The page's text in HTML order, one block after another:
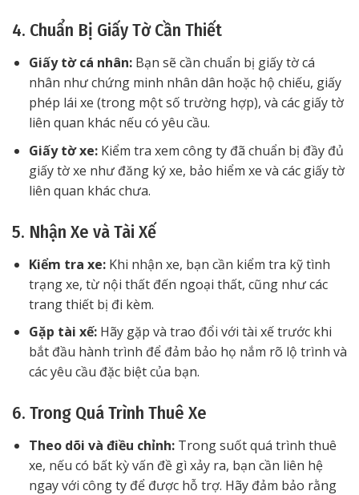
4. Chuẩn Bị Giấy Tờ Cần Thiết
Giấy tờ cá nhân:Bạn sẽ cần chuẩn bị giấy tờ cá
nhân như chứng minh nhân dân hoặc hộ chiếu, giấy
phép lái xe (trong một số trường hợp), và các giấy tờ
liên quan khác nếu có yêu cầu.
Giấy tờ xe:Kiểm tra xem công ty đã chuẩn bị đầy đủ
giấy tờ xe như đăng ký xe, bảo hiểm xe và các giấy tờ
liên quan khác chưa.
5. Nhận Xe và Tài Xế
Kiểm tra xe:Khi nhận xe, bạn cần kiểm tra kỹ tình
trạng xe, từ nội thất đến ngoại thất, cũng như các
trang thiết bị đi kèm.
Gặp tài xế:Hãy gặp và trao đổi với tài xế trước khi
bắt đầu hành trình để đảm bảo họ nắm rõ lộ trình và
các yêu cầu đặc biệt của bạn.
6. Trong Quá Trình Thuê Xe
Theo dõi và điều chỉnh:Trong suốt quá trình thuê
xe, nếu có bất kỳ vấn đề gì xảy ra, bạn cần liên hệ
ngay với công ty để được hỗ trợ. Hãy đảm bảo rằng